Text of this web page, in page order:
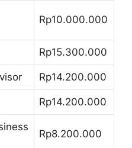
Rp10.000.000
Rp15.300.000
Rp14.200.000
Rp14.200.000
Rp8.200.000